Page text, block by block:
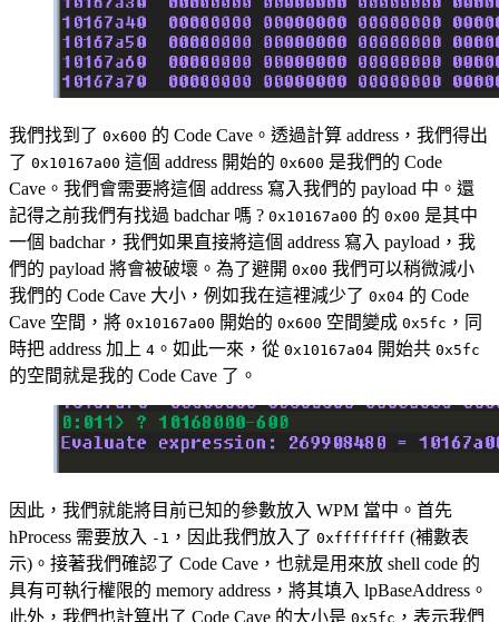
我們找到了 0x600 的 Code Cave。透過計算 address，我們得出
了 0x10167a00 這個 address 開始的 0x600 是我們的 Code
Cave。我們會需要將這個 address 寫入我們的 payload 中。還
記得之前我們有找過 badchar 嗎 ? 0x10167a00 的 0x00 是其中
一個 badchar，我們如果直接將這個 address 寫入 payload，我
們的 payload 將會被破壞。為了避開 0x00 我們可以稍微減小
我們的 Code Cave 大小，例如我在這裡減少了 0x04 的 Code
Cave 空間，將 0x10167a00 開始的 0x600 空間變成 0x5fc ，同
時把 address 加上 4 。如此一來，從 0x10167a04 開始共 0x5fc
的空間就是我的 Code Cave 了。
因此，我們就能將目前已知的參數放入 WPM 當中。首先
hProcess 需要放入 -1 ，因此我們放入了 0xffffffff (補數表
示)。接著我們確認了 Code Cave，也就是用來放 shell code 的
具有可執行權限的 memory address，將其填入 lpBaseAddress。
此外，我們也計算出了 Code Cave 的大小是 0x5fc ，表示我們